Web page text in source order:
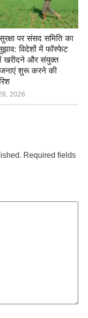
पर संसद समिति का
विदेशों में फॉस्फेट
खरीदने और संयुक्त
शुरू करने की
2026
Required fields